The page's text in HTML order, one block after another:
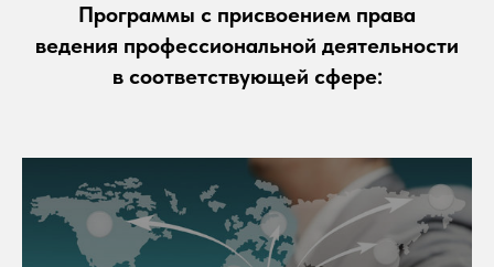
Программы с присвоением права
ведения профессиональной деятельности
в соответствующей сфере: